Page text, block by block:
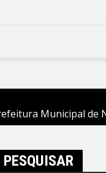
Municipal de
PESQUISAR